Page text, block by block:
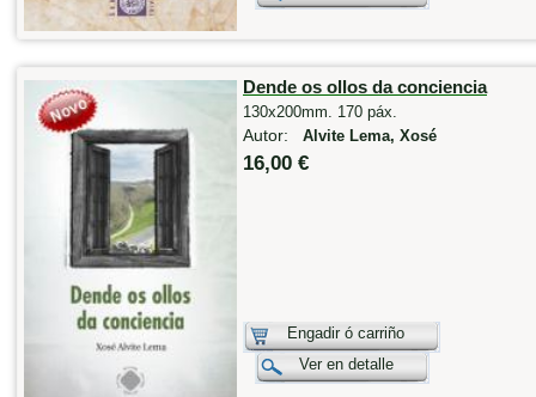
Dende os ollos da conciencia
130x200mm. 170 páx.
Autor: Alvite Lema, Xosé
16,00 €
Engadir ó carriño
Ver en detalle